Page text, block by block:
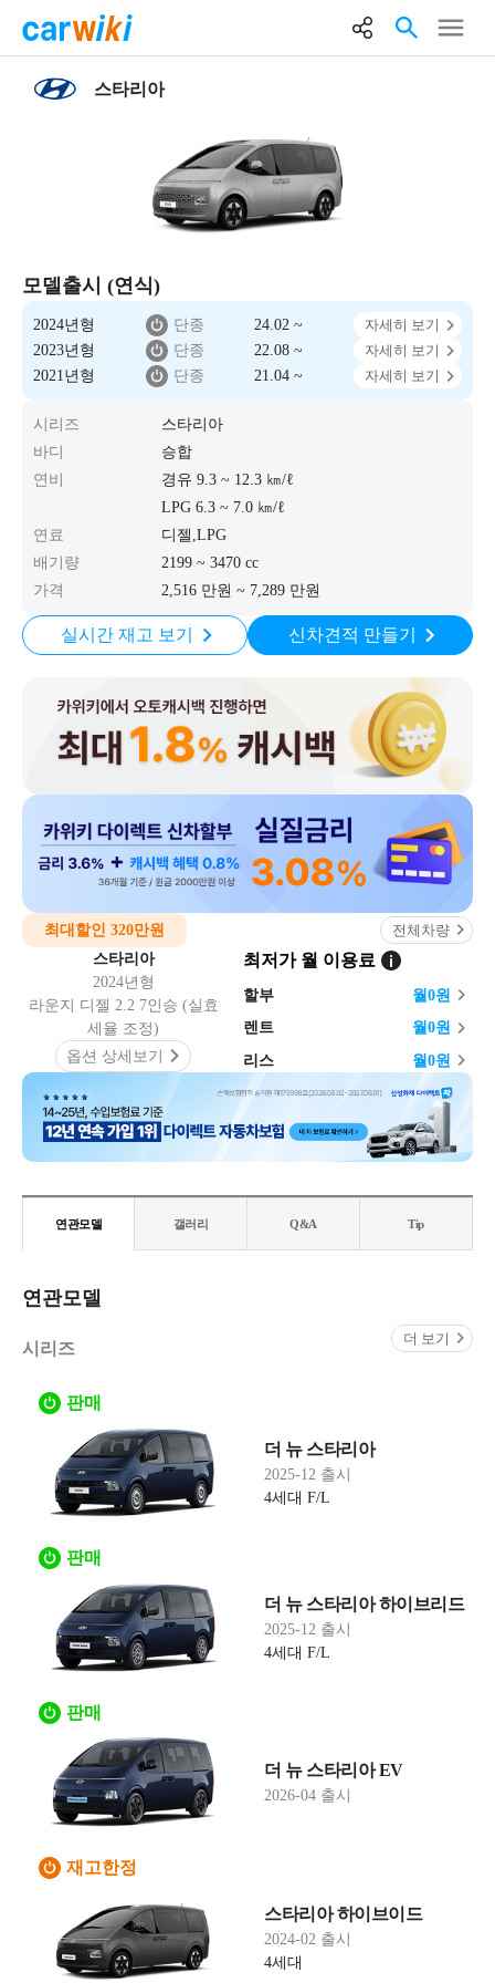
스타리아
모델출시 (연식)
2024년형 단종 24.02 ~
자세히 보기
2023년형
단종 22.08 ~
자세히 보기
2021년형
단종 21.04 ~ 자세히 보기
시리즈
스타리아
바디
승합
연비
경유 9.3 ~ 12.3 ㎞/ℓ
LPG 6.3 ~ 7.0 ㎞/ℓ
연료
디젤,LPG
배기량
2199 ~ 3470 cc
가격
2,516 만원 ~ 7,289 만원
실시간 재고 보기 신차견적 만들기
최대할인 320만원
전체차량
스타리아
2024년형
라운지 디젤 2.2 7인승 (실효
세율 조정)
옵션 상세보기
최저가 월 이용료
할부 월 0원
렌트
월0원
리스
월 0원
연관모델 갤러리 Q&A Tip
연관모델
시리즈
더 보기
판매
더 뉴 스타리아
2025-12 출시
4세대 F/L
판매
더 뉴 스타리아 하이브리드
2025-12 출시
4세대 F/L
판매
더 뉴 스타리아 EV
2026-04 출시
재고한정
스타리아 하이브이드
2024-02 출시
4세대